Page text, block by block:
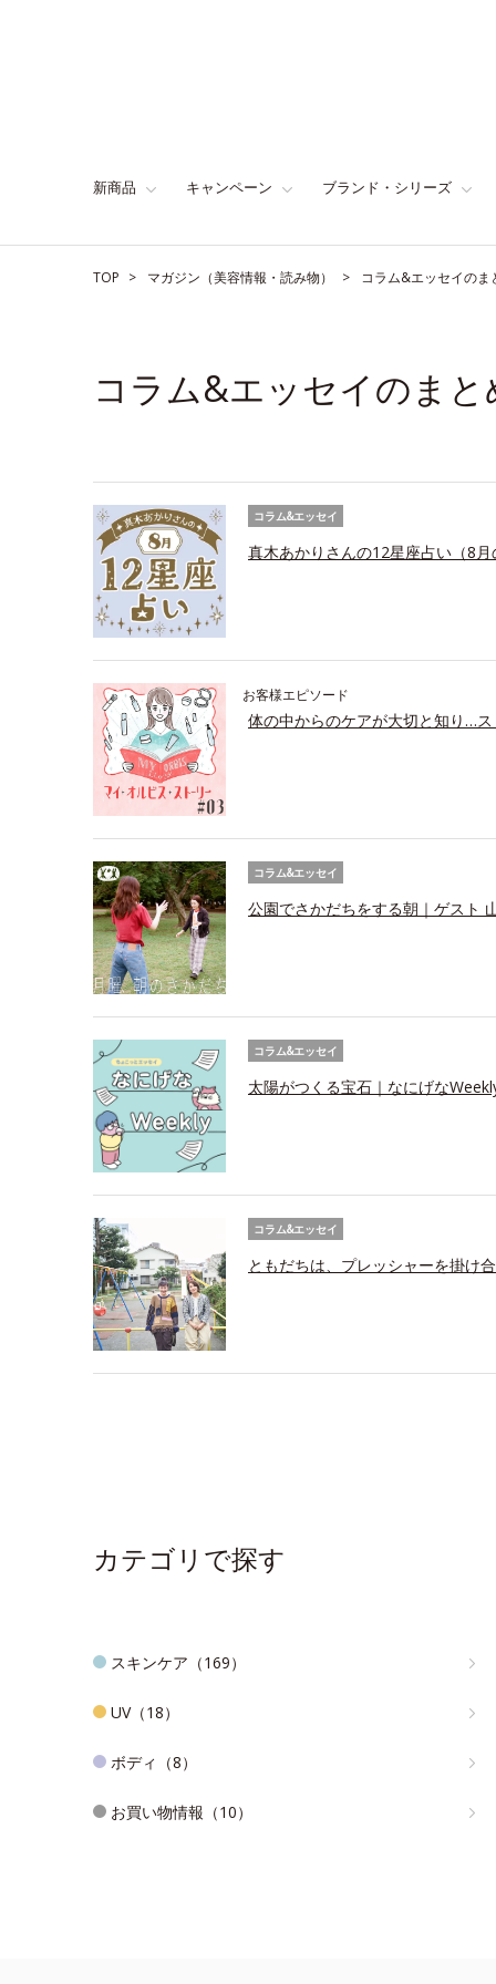
新商品 キャンペーン ブランド・シリーズ
TOP マガジン（美容情報・読み物） コラム&エッセイのま
コラム&エッセイのまと
コラム&エッセイ
真木あかりさんの12星座占い（8
お客様エピソード
体の中からのケアが大切と知り…
コラム&エッセイ
公園でさかだちをする朝｜ゲスト
コラム&エッセイ
太陽がつくる宝石｜なにげな
コラム&エッセイ
ともだちは、プレッシャーを掛け
カテゴリで探す
スキンケア（169）
UV（18）
ボディ（8）
お買い物情報（10）